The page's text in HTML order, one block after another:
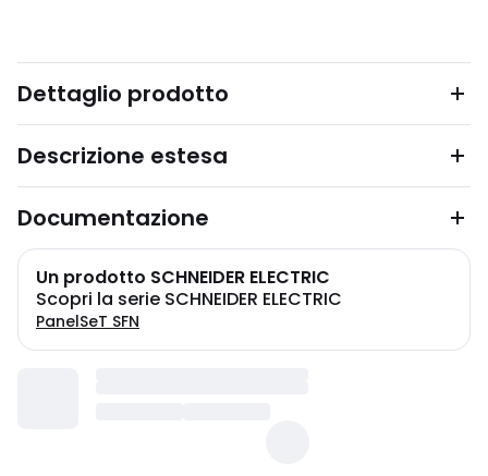
Dettaglio prodotto
Descrizione estesa
Documentazione
Un prodotto SCHNEIDER ELECTRIC
Scopri la serie SCHNEIDER ELECTRIC
PanelSeT SFN